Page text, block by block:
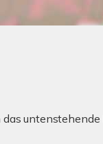
untenstehende